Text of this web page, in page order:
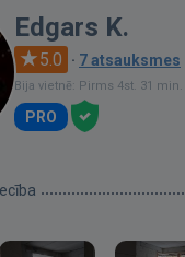
Edgars K.
5.0 · 7 atsauksmes
Bija vietnē: Pirms 4st. 31 min.
PRO